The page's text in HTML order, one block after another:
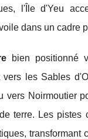
l'Île d'Yeu
dans un cadre
bien positionné
vers les Sables
vers Noirmoutier
terre. Les pistes
transformant